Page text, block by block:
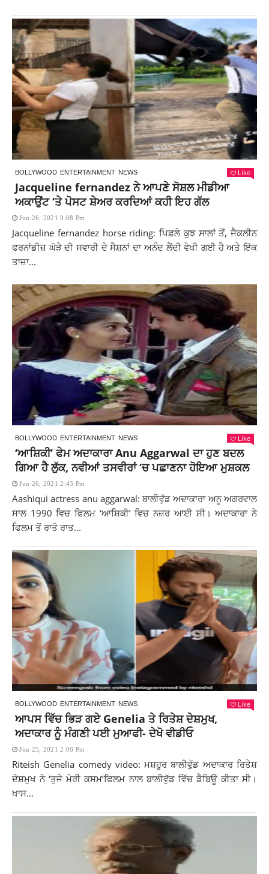
BOLLYWOOD ENTERTAINMENT NEWS Like
Jacqueline fernandez ਨੇ ਆਪਣੇ ਸੋਸ਼ਲ ਮੀਡੀਆ
ਅਕਾਉਂਟ ‘ਤੇ ਪੋਸਟ ਸ਼ੇਅਰ ਕਰਦਿਆਂ ਕਹੀ ਇਹ ਗੱਲ
Jun 26, 2021 9:08 Pm
Jacqueline fernandez horse riding: ਪਿਛਲੇ ਕੁਝ ਸਾਲਾਂ ਤੋਂ, ਜੈਕਲੀਨ
ਫਰਨਾਂਡੀਜ਼ ਘੋੜੇ ਦੀ ਸਵਾਰੀ ਦੇ ਸੈਸ਼ਨਾਂ ਦਾ ਅਨੰਦ ਲੈਂਦੀ ਵੇਖੀ ਗਈ ਹੈ ਅਤੇ ਇੱਕ
ਤਾਜ਼ਾ...
BOLLYWOOD ENTERTAINMENT NEWS Like
‘ਆਸ਼ਿਕੀ’ ਫੇਮ ਅਦਾਕਾਰਾ Anu Aggarwal ਦਾ ਹੁਣ ਬਦਲ
ਗਿਆ ਹੈ ਲੁੱਕ, ਨਵੀਆਂ ਤਸਵੀਰਾਂ ‘ਚ ਪਛਾਣਨਾ ਹੋਇਆ ਮੁਸ਼ਕਲ
Jun 26, 2021 2:43 Pm
Aashiqui actress anu aggarwal: ਬਾਲੀਵੁੱਡ ਅਦਾਕਾਰਾ ਅਨੂ ਅਗਰਵਾਲ
ਸਾਲ 1990 ਵਿਚ ਫਿਲਮ ‘ਆਸ਼ਿਕੀ’ ਵਿਚ ਨਜ਼ਰ ਆਈ ਸੀ। ਅਦਾਕਾਰਾ ਨੇ
ਫਿਲਮ ਤੋਂ ਰਾਤੋ ਰਾਤ...
BOLLYWOOD ENTERTAINMENT NEWS Like
ਆਪਸ ਵਿੱਚ ਭਿੜ ਗਏ Genelia ਤੇ ਰਿਤੇਸ਼ ਦੇਸ਼ਮੁਖ,
ਅਦਾਕਾਰ ਨੂੰ ਮੰਗਣੀ ਪਈ ਮੁਆਫੀ- ਦੇਖੋ ਵੀਡੀਓ
Jun 25, 2021 2:06 Pm
Riteish Genelia comedy video: ਮਸ਼ਹੂਰ ਬਾਲੀਵੁੱਡ ਅਦਾਕਾਰ ਰਿਤੇਸ਼
ਦੇਸ਼ਮੁਖ ਨੇ ‘ਤੁਜੇ ਮੇਰੀ ਕਸਮ’ਫਿਲਮ ਨਾਲ ਬਾਲੀਵੁੱਡ ਵਿੱਚ ਡੈਬਿਊ ਕੀਤਾ ਸੀ।
ਖਾਸ...